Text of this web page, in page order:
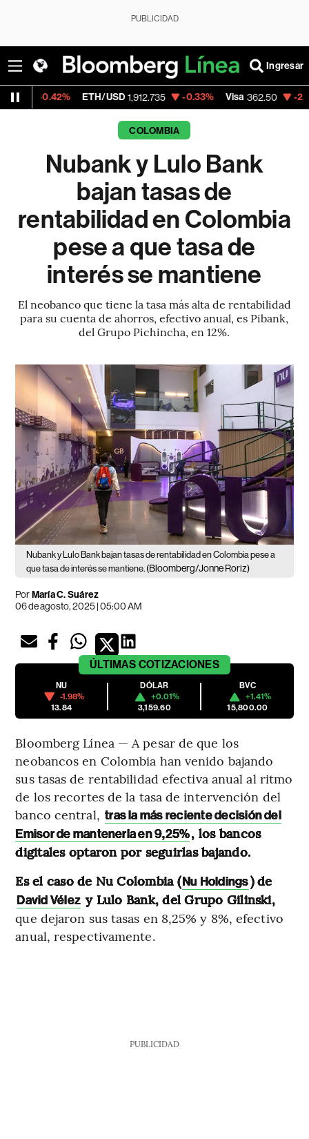
PUBLICIDAD
Ingresar
ETH/USD 1,912.735 -0.33% Visa 362.50 -2.15%
COLOMBIA
Nubank y Lulo Bank
bajan tasas de
rentabilidad en Colombia
pese a que tasa de
interés se mantiene
El neobanco que tiene la tasa más alta de rentabilidad
para su cuenta de ahorros, efectivo anual, es Pibank,
del Grupo Pichincha, en 12%.
Nubank y Lulo Bank bajan tasas de rentabilidad en Colombia pese a
que tasa de interés se mantiene. (Bloomberg/Jonne Roriz)
PorMaría C. Suárez
06 de agosto, 2025 | 05:00 AM
ÚLTIMAS COTIZACIONES
NU
-1.98%
13.84
DÓLAR
+0.01%
3,159.60
BVC
+1.41%
15,800.00
Bloomberg Línea — A pesar de que los
neobancos en Colombia han venido bajando
sus tasas de rentabilidad efectiva anual al ritmo
de los recortes de la tasa de intervención del
banco central, tras la más reciente decisión del
Emisor de mantenerla en 9,25%, los bancos
digitales optaron por seguirlas bajando.
Es el caso de Nu Colombia (Nu Holdings) de
David Vélez y Lulo Bank, del Grupo Gilinski,
que dejaron sus tasas en 8,25% y 8%, efectivo
anual, respectivamente.
PUBLICIDAD